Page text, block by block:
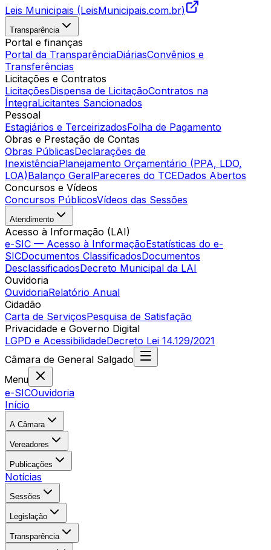
Leis Municipais (LeisMunicipais.com.br)
Transparência
Portal e finanças
Portal da TransparênciaDiáriasConvênios e
Transferências
Licitações e Contratos
LicitaçõesDispensa de LicitaçãoContratos na
ÍntegraLicitantes Sancionados
Pessoal
Estagiários e TerceirizadosFolha de Pagamento
Obras e Prestação de Contas
Obras PúblicasDeclarações de
InexistênciaPlanejamento Orçamentário (PPA, LDO,
LOA)Balanço GeralPareceres do TCEDados Abertos
Concursos e Vídeos
Concursos PúblicosVídeos das Sessões
Atendimento
Acesso à Informação (LAI)
e-SIC — Acesso à InformaçãoEstatísticas do e-
SICDocumentos ClassificadosDocumentos
DesclassificadosDecreto Municipal da LAI
Ouvidoria
OuvidoriaRelatório Anual
Cidadão
Carta de ServiçosPesquisa de Satisfação
Privacidade e Governo Digital
LGPD e AcessibilidadeDecreto Lei 14.129/2021
Câmara de General Salgado
Menu
e-SICOuvidoria
Início
A Câmara
Vereadores
Publicações
Notícias
Sessões
Legislação
Transparência